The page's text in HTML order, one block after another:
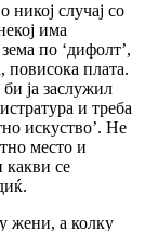
случај со
има
по ‘дифолт’,
повисока плата.
ја заслужил
и треба
искуство’. Не
место и
какви се
жени, а колку